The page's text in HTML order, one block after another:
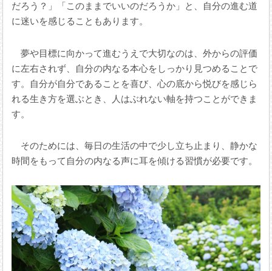
だろう？」「このままでいいのだろうか」と、自分の進む道
に迷いを感じることもあります。
夢や目標に向かって進むうえで大切なのは、外からの評価
に左右されず、自分の内なる本心をしっかり見つめることで
す。自分が自分であることを喜び、心の底から悦びを感じら
れる生き方を選ぶとき、人はぶれない軸を持つことができま
す。
そのためには、毎日の生活の中で少し立ち止まり、静かな
時間をもって自分の内なる声に耳を傾ける習慣が必要です。